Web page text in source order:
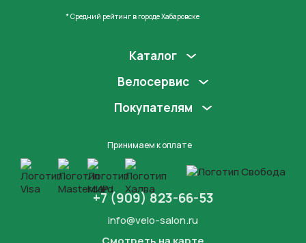
* Средний рейтинг в городе Хабаровске
Каталог
Велосервис
Покупателям
Принимаем к оплате
+7 (909) 823-66-53
info@velo-salon.ru